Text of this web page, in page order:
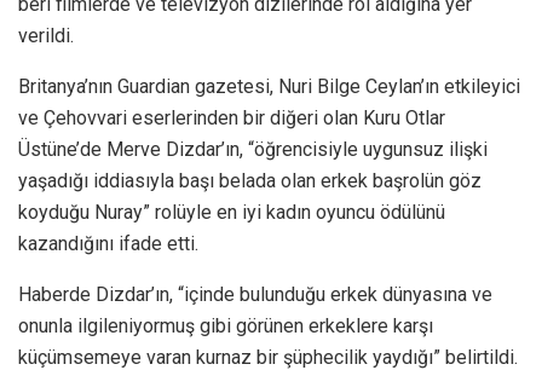
verildi.
Britanya’nın Guardian gazetesi, Nuri Bilge Ceylan’ın etkileyici
ve Çehovvari eserlerinden bir diğeri olan Kuru Otlar
Üstüne’de Merve Dizdar’ın, “öğrencisiyle uygunsuz ilişki
yaşadığı iddiasıyla başı belada olan erkek başrolün göz
koyduğu Nuray” rolüyle en iyi kadın oyuncu ödülünü
kazandığını ifade etti.
Haberde Dizdar’ın, “içinde bulunduğu erkek dünyasına ve
onunla ilgileniyormuş gibi görünen erkeklere karşı
küçümsemeye varan kurnaz bir şüphecilik yaydığı” belirtildi.